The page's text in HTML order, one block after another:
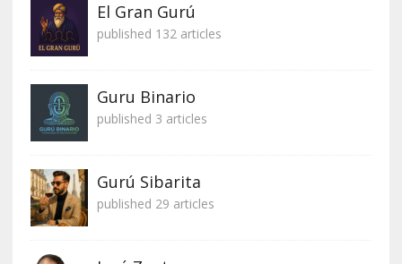
El Gran Gurú
published 132 articles
Guru Binario
published 3 articles
Gurú Sibarita
published 29 articles